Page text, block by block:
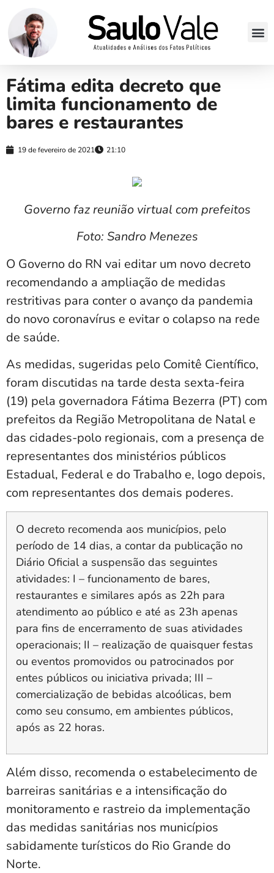
Fátima edita decreto que
limita funcionamento de
bares e restaurantes
19 de fevereiro de 2021 21:10
Governo faz reunião virtual com prefeitos
Foto: Sandro Menezes
O Governo do RN vai editar um novo decreto
recomendando a ampliação de medidas
restritivas para conter o avanço da pandemia
do novo coronavírus e evitar o colapso na rede
de saúde.
As medidas, sugeridas pelo Comitê Científico,
foram discutidas na tarde desta sexta-feira
(19) pela governadora Fátima Bezerra (PT) com
prefeitos da Região Metropolitana de Natal e
das cidades-polo regionais, com a presença de
representantes dos ministérios públicos
Estadual, Federal e do Trabalho e, logo depois,
com representantes dos demais poderes.
O decreto recomenda aos municípios, pelo
período de 14 dias, a contar da publicação no
Diário Oficial a suspensão das seguintes
atividades: I – funcionamento de bares,
restaurantes e similares após as 22h para
atendimento ao público e até as 23h apenas
para fins de encerramento de suas atividades
operacionais; II – realização de quaisquer festas
ou eventos promovidos ou patrocinados por
entes públicos ou iniciativa privada; III –
comercialização de bebidas alcoólicas, bem
como seu consumo, em ambientes públicos,
após as 22 horas.
Além disso, recomenda o estabelecimento de
barreiras sanitárias e a intensificação do
monitoramento e rastreio da implementação
das medidas sanitárias nos municípios
sabidamente turísticos do Rio Grande do
Norte.